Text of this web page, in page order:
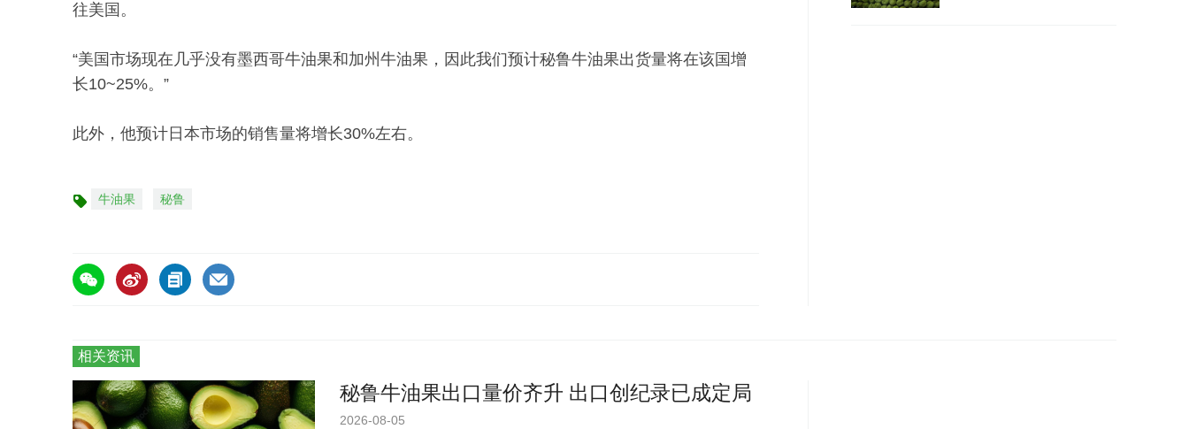
往美国。
“美国市场现在几乎没有墨西哥牛油果和加州牛油果，因此我们预计秘鲁牛油果出货量将在该国增
长10~25%。”
此外，他预计日本市场的销售量将增长30%左右。
标 牛油果 秘鲁
相关资讯
秘鲁牛油果出口量价齐升 出口创纪录已成定局
2026-08-05